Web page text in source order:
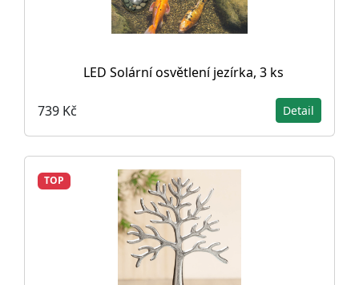
LED Solární osvětlení jezírka, 3 ks
739 Kč Detail
TOP